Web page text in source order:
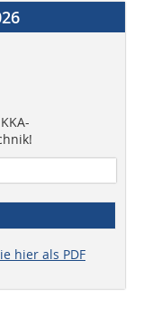
hier als PDF